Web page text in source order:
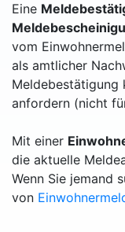
Eine
vom
als amtlicher
Meldebestätigung
anfordern (nicht
Mit einer
die aktuelle
Wenn Sie jemand
von